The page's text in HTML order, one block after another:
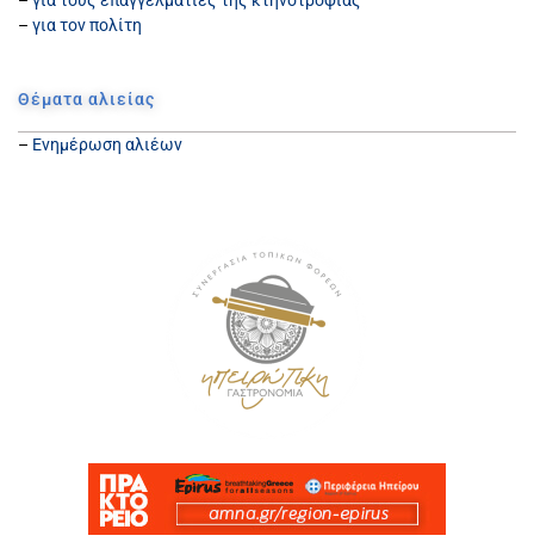
– για τον πολίτη
Θέματα αλιείας
– Ενημέρωση αλιέων